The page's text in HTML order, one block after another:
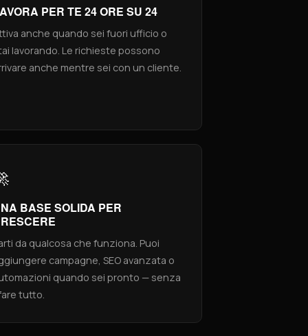
PER TE 24 ORE SU 24
anche quando sei fuori ufficio o
lavorando. Le richieste possono
anche mentre sei con un cliente.
BASE SOLIDA PER
da qualcosa che funziona. Puoi
campagne, SEO avanzata o
quando sei pronto — senza
tutto.